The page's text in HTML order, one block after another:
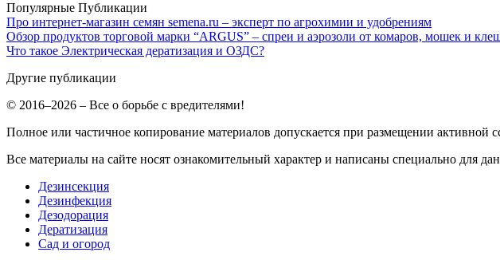
Популярные Публикации
Про интернет-магазин семян semena.ru – эксперт по агрохимии и удобрениям
Обзор продуктов торговой марки “ARGUS” – спреи и аэрозоли от комаров, мошек и
Что такое Электрическая дератизация и ОЗДС?
Другие публикации
© 2016–2026 – Все о борьбе с вредителями!
Полное или частичное копирование материалов допускается при размещении активной
Все материалы на сайте носят ознакомительный характер и написаны специально для
Дезинсекция
Дезинфекция
Дезодорация
Дератизация
Сад и огород